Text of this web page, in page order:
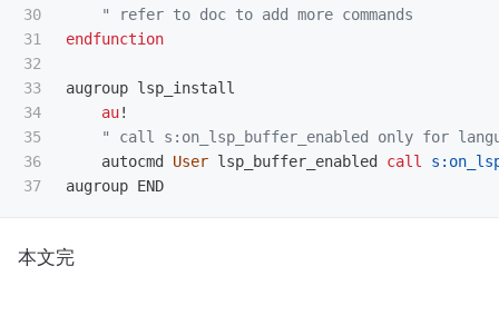
30
31
32
33
34
35
36
" refer to doc to add more commands
endfunction
augroup lsp_install
au!
" call s:on_lsp_buffer_enabled only for
    autocmd
User lsp_buffer_enabled call
本文完